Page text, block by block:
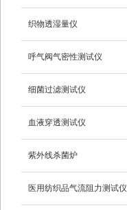
织物透湿量仪
呼气阀气密性测试仪
细菌过滤测试仪
血液穿透测试仪
紫外线杀菌炉
医用纺织品气流阻力测试仪